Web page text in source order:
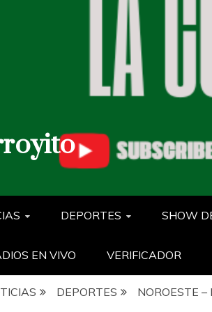
DEPORTES SHOW
EN VIVO VERIFICADOR
DEPORTES NOROESTE